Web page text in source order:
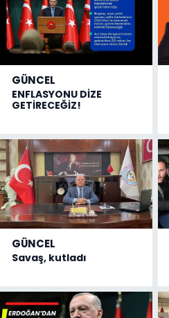
GÜNCEL
ENFLASYONU DİZE
GETİRECEĞİZ!
GÜNCEL
Savaş, kutladı